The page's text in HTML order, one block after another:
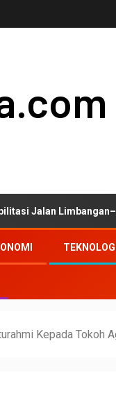
TEKNOLOGI
Kepada Tokoh